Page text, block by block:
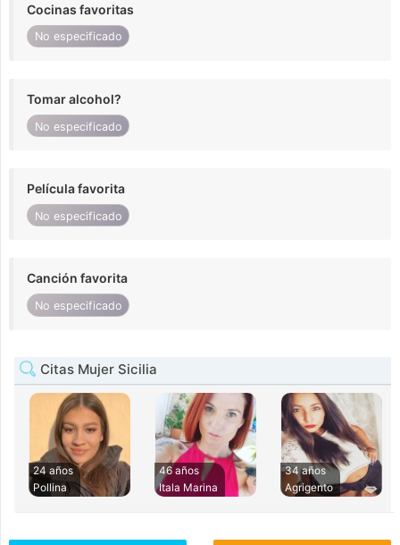
Cocinas favoritas
No especificado
Tomar alcohol?
No especificado
Película favorita
No especificado
Canción favorita
No especificado
Citas Mujer Sicilia
24 años
Pollina
46 años
Itala Marina
34 años
Agrigento